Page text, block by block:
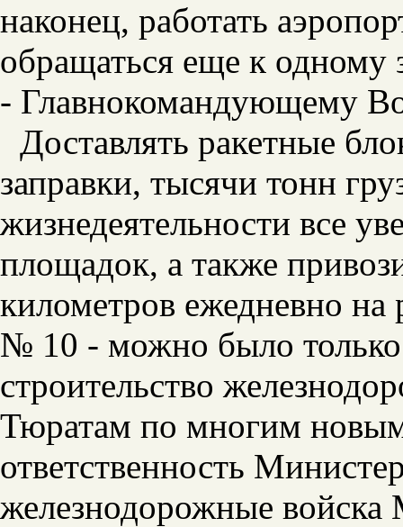
наконец, работать
обращаться еще к
- Главнокомандующему
Доставлять ракетные
заправки, тысячи тонн
жизнедеятельности все
площадок, а также
километров ежедневно на
№ 10 - можно было только
строительство
Тюратам по многим
ответственность
железнодорожные войска